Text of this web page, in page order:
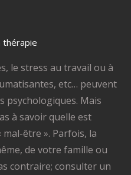
thérapie
le stress au travail ou à
etc… peuvent
psychologiques. Mais
à savoir quelle est
être ». Parfois, la
de votre famille ou
contraire; consulter un